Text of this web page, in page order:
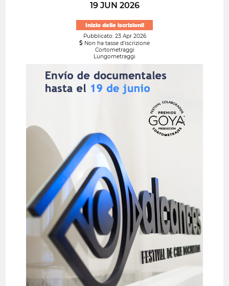
19 JUN 2026
Inizio delle iscrizioni!
Pubblicato: 23 Apr 2026
Non ha tasse d'iscrizione
Cortometraggi
Lungometraggi